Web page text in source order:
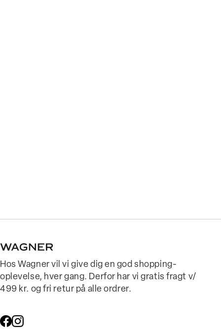
Hos Wagner vil vi give dig en god shopping-
oplevelse, hver gang. Derfor har vi gratis fragt v/
499 kr. og fri retur på alle ordrer.